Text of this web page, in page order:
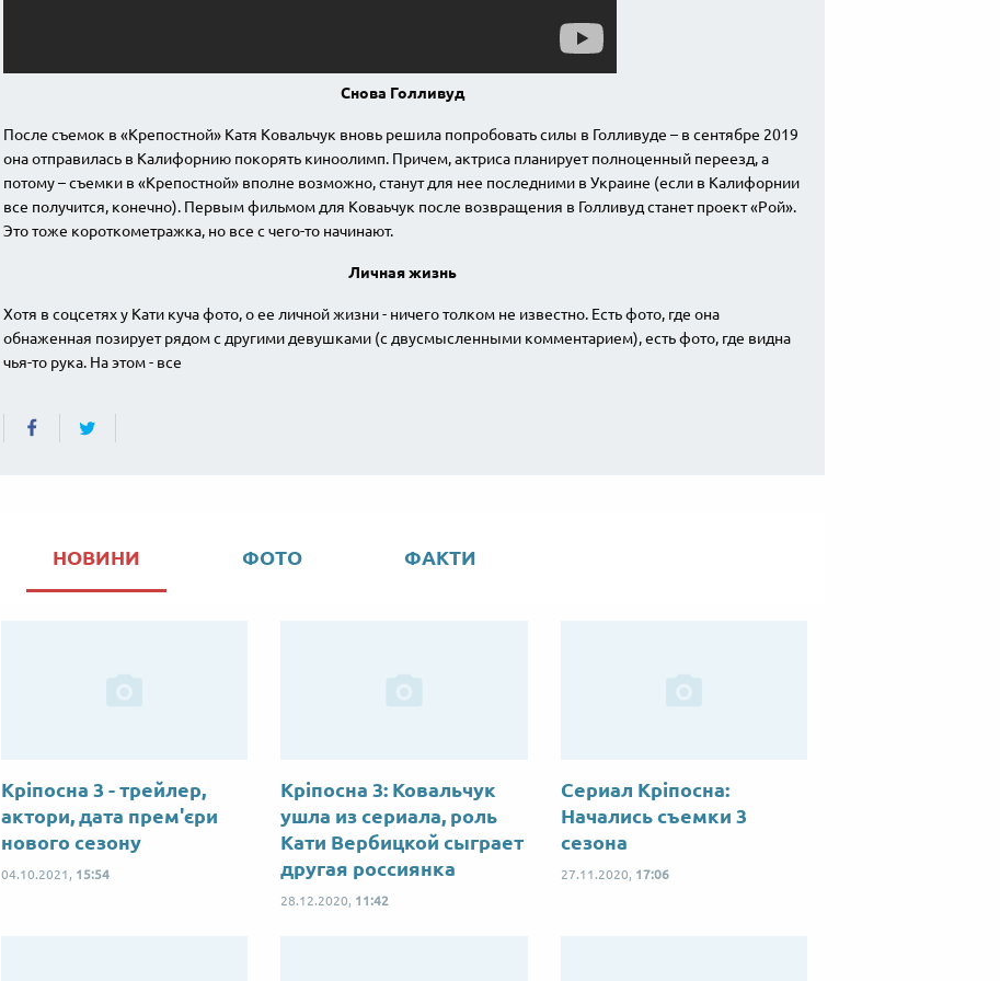
Снова Голливуд
После съемок в «Крепостной» Катя Ковальчук вновь решила попробовать силы в Голливуде – в сентябре 2019
она отправилась в Калифорнию покорять киноолимп. Причем, актриса планирует полноценный переезд, а
потому – съемки в «Крепостной» вполне возможно, станут для нее последними в Украине (если в Калифорнии
все получится, конечно). Первым фильмом для Коваьчук после возвращения в Голливуд станет проект «Рой».
Это тоже короткометражка, но все с чего-то начинают.
Личная жизнь
Хотя в соцсетях у Кати куча фото, о ее личной жизни - ничего толком не известно. Есть фото, где она
обнаженная позирует рядом с другими девушками (с двусмысленными комментарием), есть фото, где видна
чья-то рука. На этом - все
НОВИНИ ФОТО ФАКТИ
Кріпосна 3 - трейлер,
актори, дата прем'єри
нового сезону
04.10.2021, 15:54
Кріпосна 3: Ковальчук
ушла из сериала, роль
Кати Вербицкой сыграет
другая россиянка
28.12.2020, 11:42
Сериал Кріпосна:
Начались съемки 3
сезона
27.11.2020, 17:06